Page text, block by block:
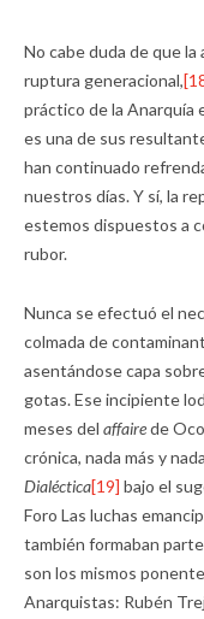
No cabe duda de que la
ruptura generacional,
práctico de la Anarquía
es una de sus
han continuado
nuestros días. Y sí, la
estemos dispuestos a
rubor.
Nunca se efectuó el
colmada de
asentándose capa
gotas. Ese incipiente
meses del affairede
crónica, nada más y
Dialéctica[19] bajo el
Foro Las luchas
también formaban
son los mismos
Anarquistas: Rubén